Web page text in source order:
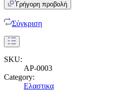
Γρήγορη προβολή
Σύγκριση
SKU:
AP-0003
Category:
Ελαστικα